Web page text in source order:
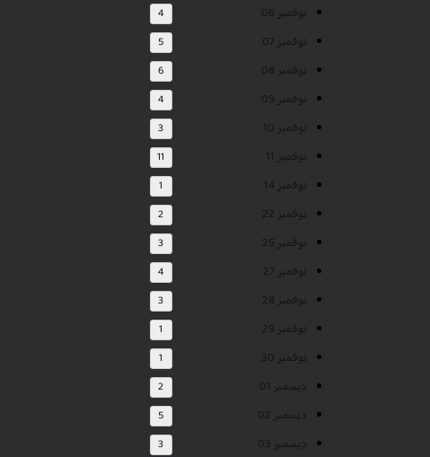
نوفمبر 06 4
نوفمبر 07 5
نوفمبر 08 6
نوفمبر 09 4
نوفمبر 10 3
نوفمبر 11 11
نوفمبر 14 1
نوفمبر 22 2
نوفمبر 25 3
نوفمبر 27 4
نوفمبر 28 3
نوفمبر 29 1
نوفمبر 30 1
ديسمبر 01 2
ديسمبر 02 5
ديسمبر 03 3